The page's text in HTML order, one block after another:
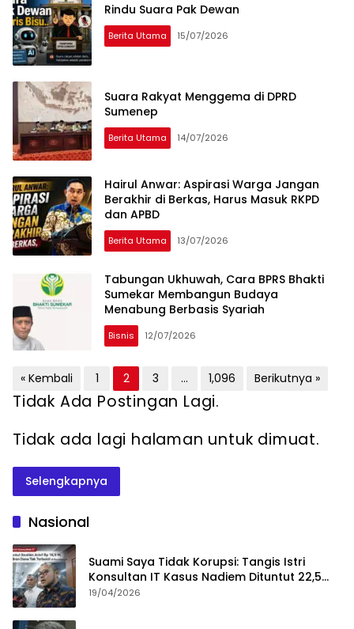
Rindu Suara Pak Dewan
Berita Utama 15/07/2026
Suara Rakyat Menggema di DPRD
Sumenep
Berita Utama 14/07/2026
Hairul Anwar: Aspirasi Warga Jangan
Berakhir di Berkas, Harus Masuk RKPD
dan APBD
Berita Utama 13/07/2026
Tabungan Ukhuwah, Cara BPRS Bhakti
Sumekar Membangun Budaya
Menabung Berbasis Syariah
Bisnis 12/07/2026
Paginasi
pos
« Kembali 1 2 3 … 1,096 Berikutnya »
Tidak Ada Postingan Lagi.
Tidak ada lagi halaman untuk dimuat.
Selengkapnya
Nasional
Suami Saya Tidak Korupsi: Tangis Istri
Konsultan IT Kasus Nadiem Dituntut 22,5
Tahun
19/04/2026